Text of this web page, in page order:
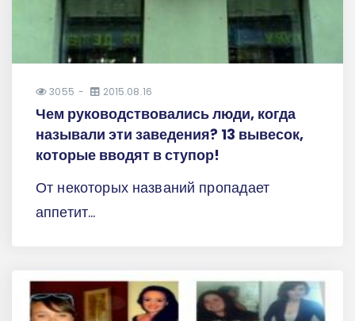
3055 2015.08.16
Чем руководствовались люди, когда
называли эти заведения? 13 вывесок,
которые вводят в ступор!
От некоторых названий пропадает
аппетит...